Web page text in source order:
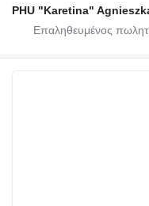
PHU "Karetina"